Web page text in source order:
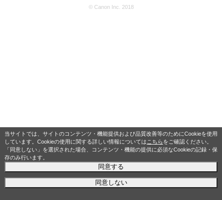
当サイトでは、サイトのコンテンツ・機能提供および品質改善等のためにCookieを使用
しています。Cookieの使用に関する詳しい情報については こちらをご確認ください。
「同意しない」を選択された場合、コンテンツ・機能の提供に必須なCookieの記録・保
存のみ行います。
同意する
同意しない
© Canon Inc. 2018